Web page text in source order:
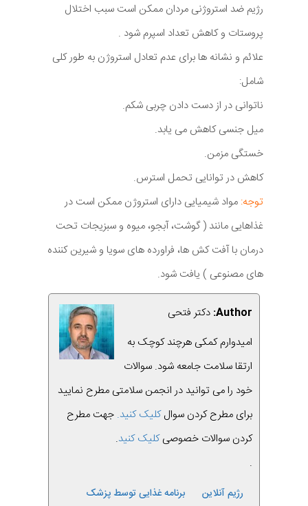
رژیم ضد استروژنی مردان ممکن است سبب اختلال
پروستات و کاهش تعداد اسپرم شود .
علائم و نشانه ها برای عدم تعادل استروژن به طور کلی
شامل:
ناتوانی در از دست دادن چربی شکم.
میل جنسی کاهش می یابد.
خستگی مزمن.
کاهش در توانایی تحمل استرس.
توجه: مواد شیمیایی دارای استروژن ممکن است در
غذاهایی مانند ( گوشت، آبجو، میوه و سبزیجات تحت
درمان با آفت کش ها، فراورده های سویا و شیرین کننده
های مصنوعی ) یافت شود.
Author: دکتر فتحی
امیدوارم کمکی هرچند کوچک به
ارتقا سلامت جامعه شود. سوالات
خود را می توانید در انجمن سلامتی مطرح نمایید
برای مطرح کردن سوالکلیک کنید. جهت مطرح
کردن سوالات خصوصیکلیک کنید.
.
رژیم آنلاین برنامه غذایی توسط پزشک